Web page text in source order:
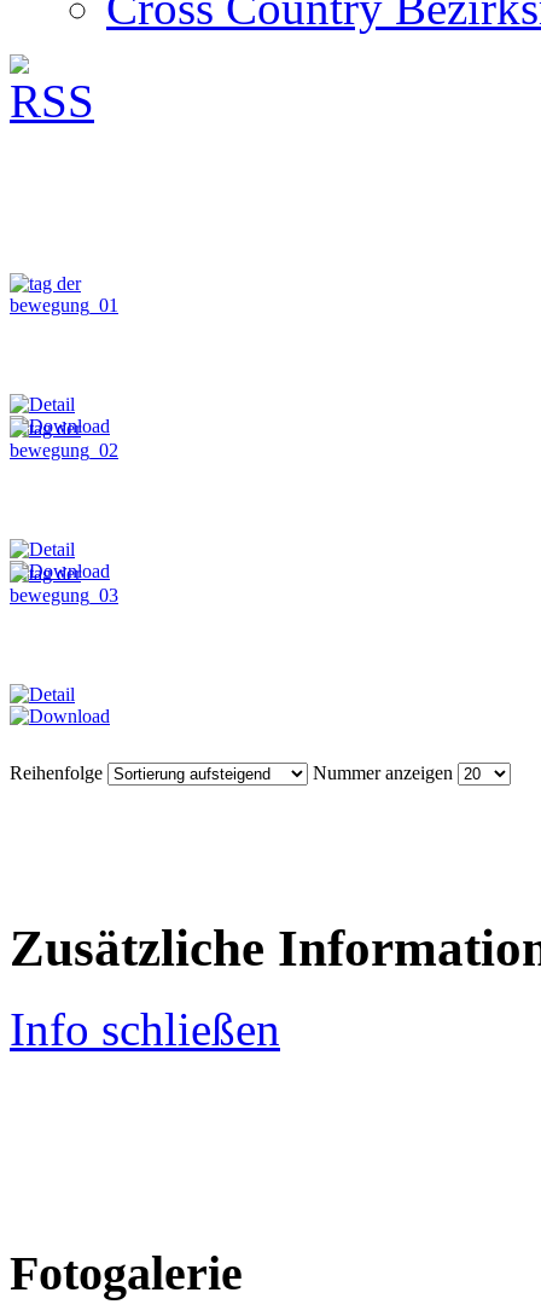
Reihenfolge Nummer anzeigen
Zusätzliche
Info schließen
Fotogalerie